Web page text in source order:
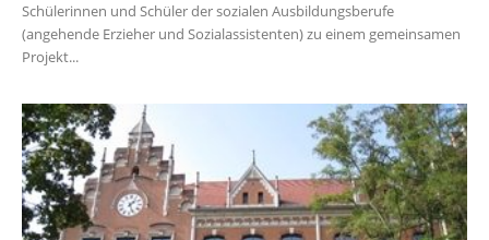
Schülerinnen und Schüler der sozialen Ausbildungsberufe
(angehende Erzieher und Sozialassistenten) zu einem gemeinsamen
Projekt...